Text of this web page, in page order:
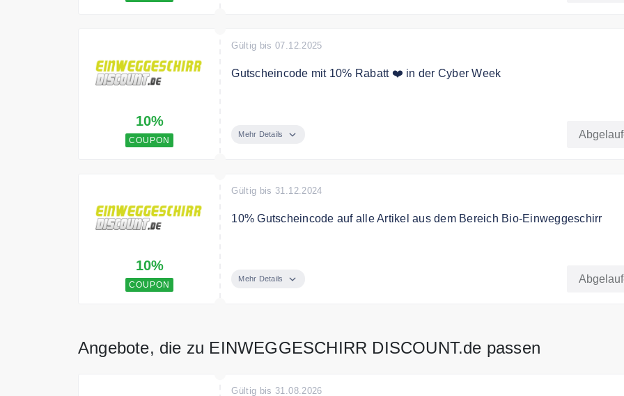
10%
COUPON
Gültig bis 07.12.2025
Gutscheincode mit 10% Rabatt ❤️ in der Cyber Week
Mehr Details
10%
COUPON
Gültig bis 31.12.2024
10% Gutscheincode auf alle Artikel aus dem Bereich Bio-Einweggeschirr
Mehr Details
Angebote, die zu EINWEGGESCHIRR DISCOUNT.de passen
Gültig bis 31.08.2026